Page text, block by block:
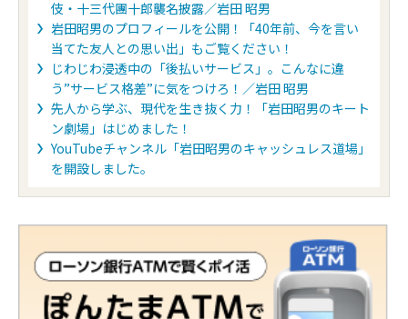
伎・十三代團十郎襲名披露／岩田 昭男
岩田昭男のプロフィールを公開！「40年前、今を言い
当てた友人との思い出」もご覧ください！
じわじわ浸透中の「後払いサービス」。こんなに違
う”サービス格差”に気をつけろ！／岩田 昭男
先人から学ぶ、現代を生き抜く力！「岩田昭男のキート
ン劇場」はじめました！
YouTubeチャンネル「岩田昭男のキャッシュレス道場」
を開設しました。